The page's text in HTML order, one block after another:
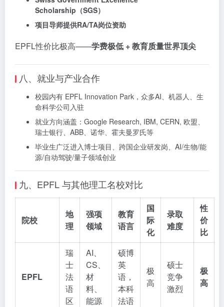
Scholarship（SGS）
项目导师提供RA/TA岗位资助
EPFL性价比极高——学费极低 + 教育质量世界顶尖
八、就业与产业合作
校园内有 EPFL Innovation Park，众多AI、机器人、生
命科学公司入驻
就业方向涵盖：Google Research, IBM, CERN, 欧盟、
瑞士银行、ABB、诺华、霍夫曼罗氏等
毕业生广泛进入博士项目、跨国企业研发岗、AI/生物/能
源/自动驾驶/量子领域创业
九、EPFL 与其他理工名校对比
院校
地
理
强项
领域
教育
语言
国
际
化
录取
难度
性
价
比
EPFL
瑞
士
法
语
区
AI、
CS、
材
料、
能源
硕博
英
语，
本科
法语
极
高
硕士
竞争
激烈
极
高